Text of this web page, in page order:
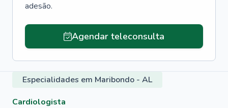
adesão.
Agendar teleconsulta
Especialidades em Maribondo - AL
Cardiologista